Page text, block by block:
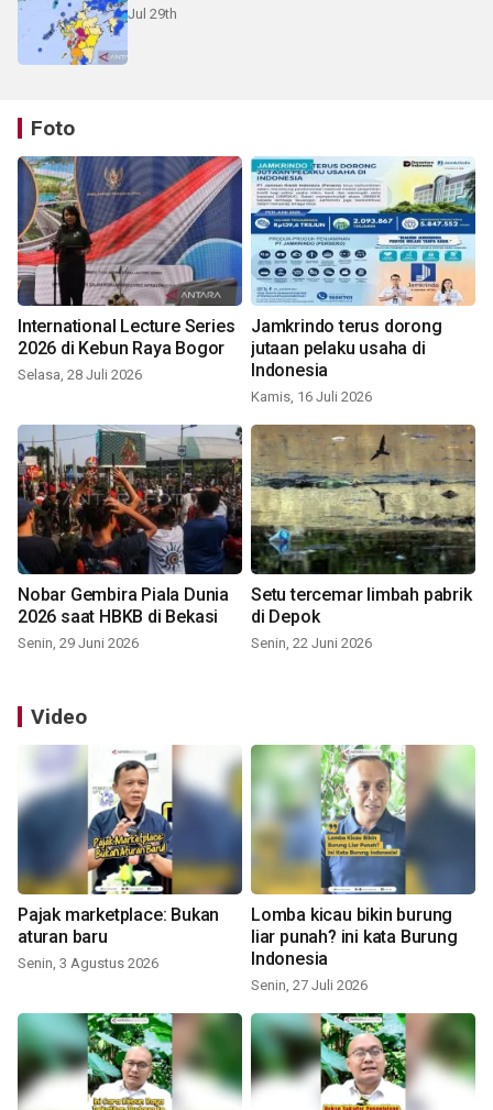
Jul 29th
Foto
International Lecture Series
2026 di Kebun Raya Bogor
Selasa, 28 Juli 2026
Jamkrindo terus dorong
jutaan pelaku usaha di
Indonesia
Kamis, 16 Juli 2026
Nobar Gembira Piala Dunia
2026 saat HBKB di Bekasi
Senin, 29 Juni 2026
Setu tercemar limbah pabrik
di Depok
Senin, 22 Juni 2026
Video
Pajak marketplace: Bukan
aturan baru
Senin, 3 Agustus 2026
Lomba kicau bikin burung
liar punah? ini kata Burung
Indonesia
Senin, 27 Juli 2026